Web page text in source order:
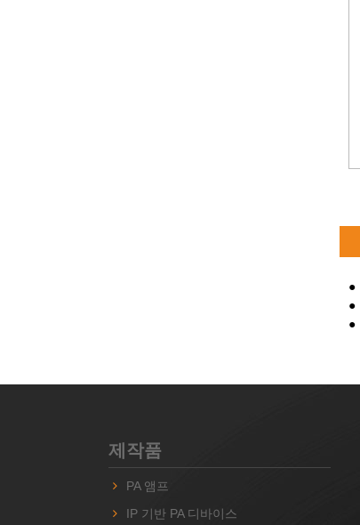
제작품
PA 앰프
IP 기반 PA 디바이스